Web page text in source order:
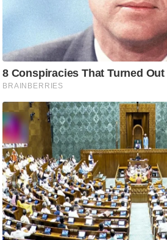
हि
मा
/
ध
र्म
स्थ
ल
व्र
त
त्यो
हा
र